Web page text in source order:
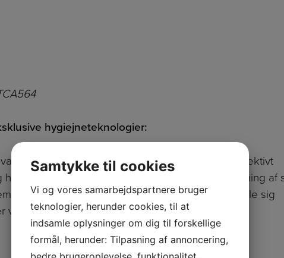
hygiejneteknologier:
og stænkfrit skyl, der rengør hele kummen effektivt
hård glasur, som hjælper med at reducere ophobning af
og reducerer områder, hvor snavs kan samle sig
ved fuld skyl
Samtykke til cookies
Vi og vores samarbejdspartnere bruger
teknologier, herunder cookies, til at
indsamle oplysninger om dig til forskellige
formål, herunder: Tilpasning af annoncering,